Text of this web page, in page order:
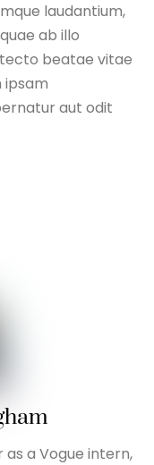
laudantium,
ab illo
beatae vitae
ipsam
aut odit
a Vogue intern,